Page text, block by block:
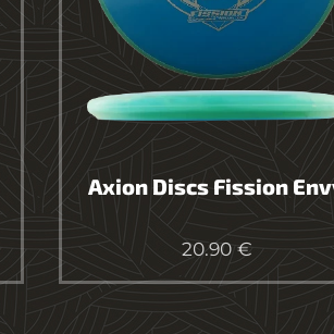
Axion Discs Fission
20.90€